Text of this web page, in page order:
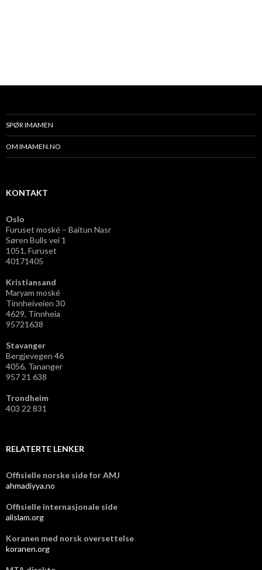
SPØR IMAMEN
OM IMAMEN.NO
KONTAKT
Oslo
Furuset moské – Baitun Nasr
Søren Bulls vei 1
1051, Furuset
40171405
Kristiansand
Maryam moské
Tinnheiveien 30
4629, Tinnheia
95721638
Stavanger
Bergjevegen 46
4056, Tananger
957 21 638
Trondheim
403 22 831
RELATERTE LENKER
Offisielle norske side for AMJ
ahmadiyya.no
Offisielle internasjonale side
alislam.org
Koranen med norsk oversettelse
koranen.org